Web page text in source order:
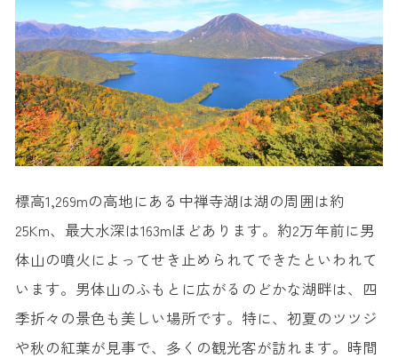
標高1,269mの高地にある中禅寺湖は湖の周囲は約
25Km、最大水深は163mほどあります。約2万年前に男
体山の噴火によってせき止められてできたといわれて
います。男体山のふもとに広がるのどかな湖畔は、四
季折々の景色も美しい場所です。特に、初夏のツツジ
や秋の紅葉が見事で、多くの観光客が訪れます。時間